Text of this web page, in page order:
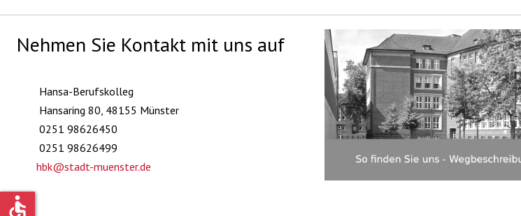
Nehmen Sie Kontakt mit uns auf
Hansa-Berufskolleg
Hansaring 80, 48155 Münster
0251 98626450
0251 98626499
hbk@stadt-muenster.de
accessible